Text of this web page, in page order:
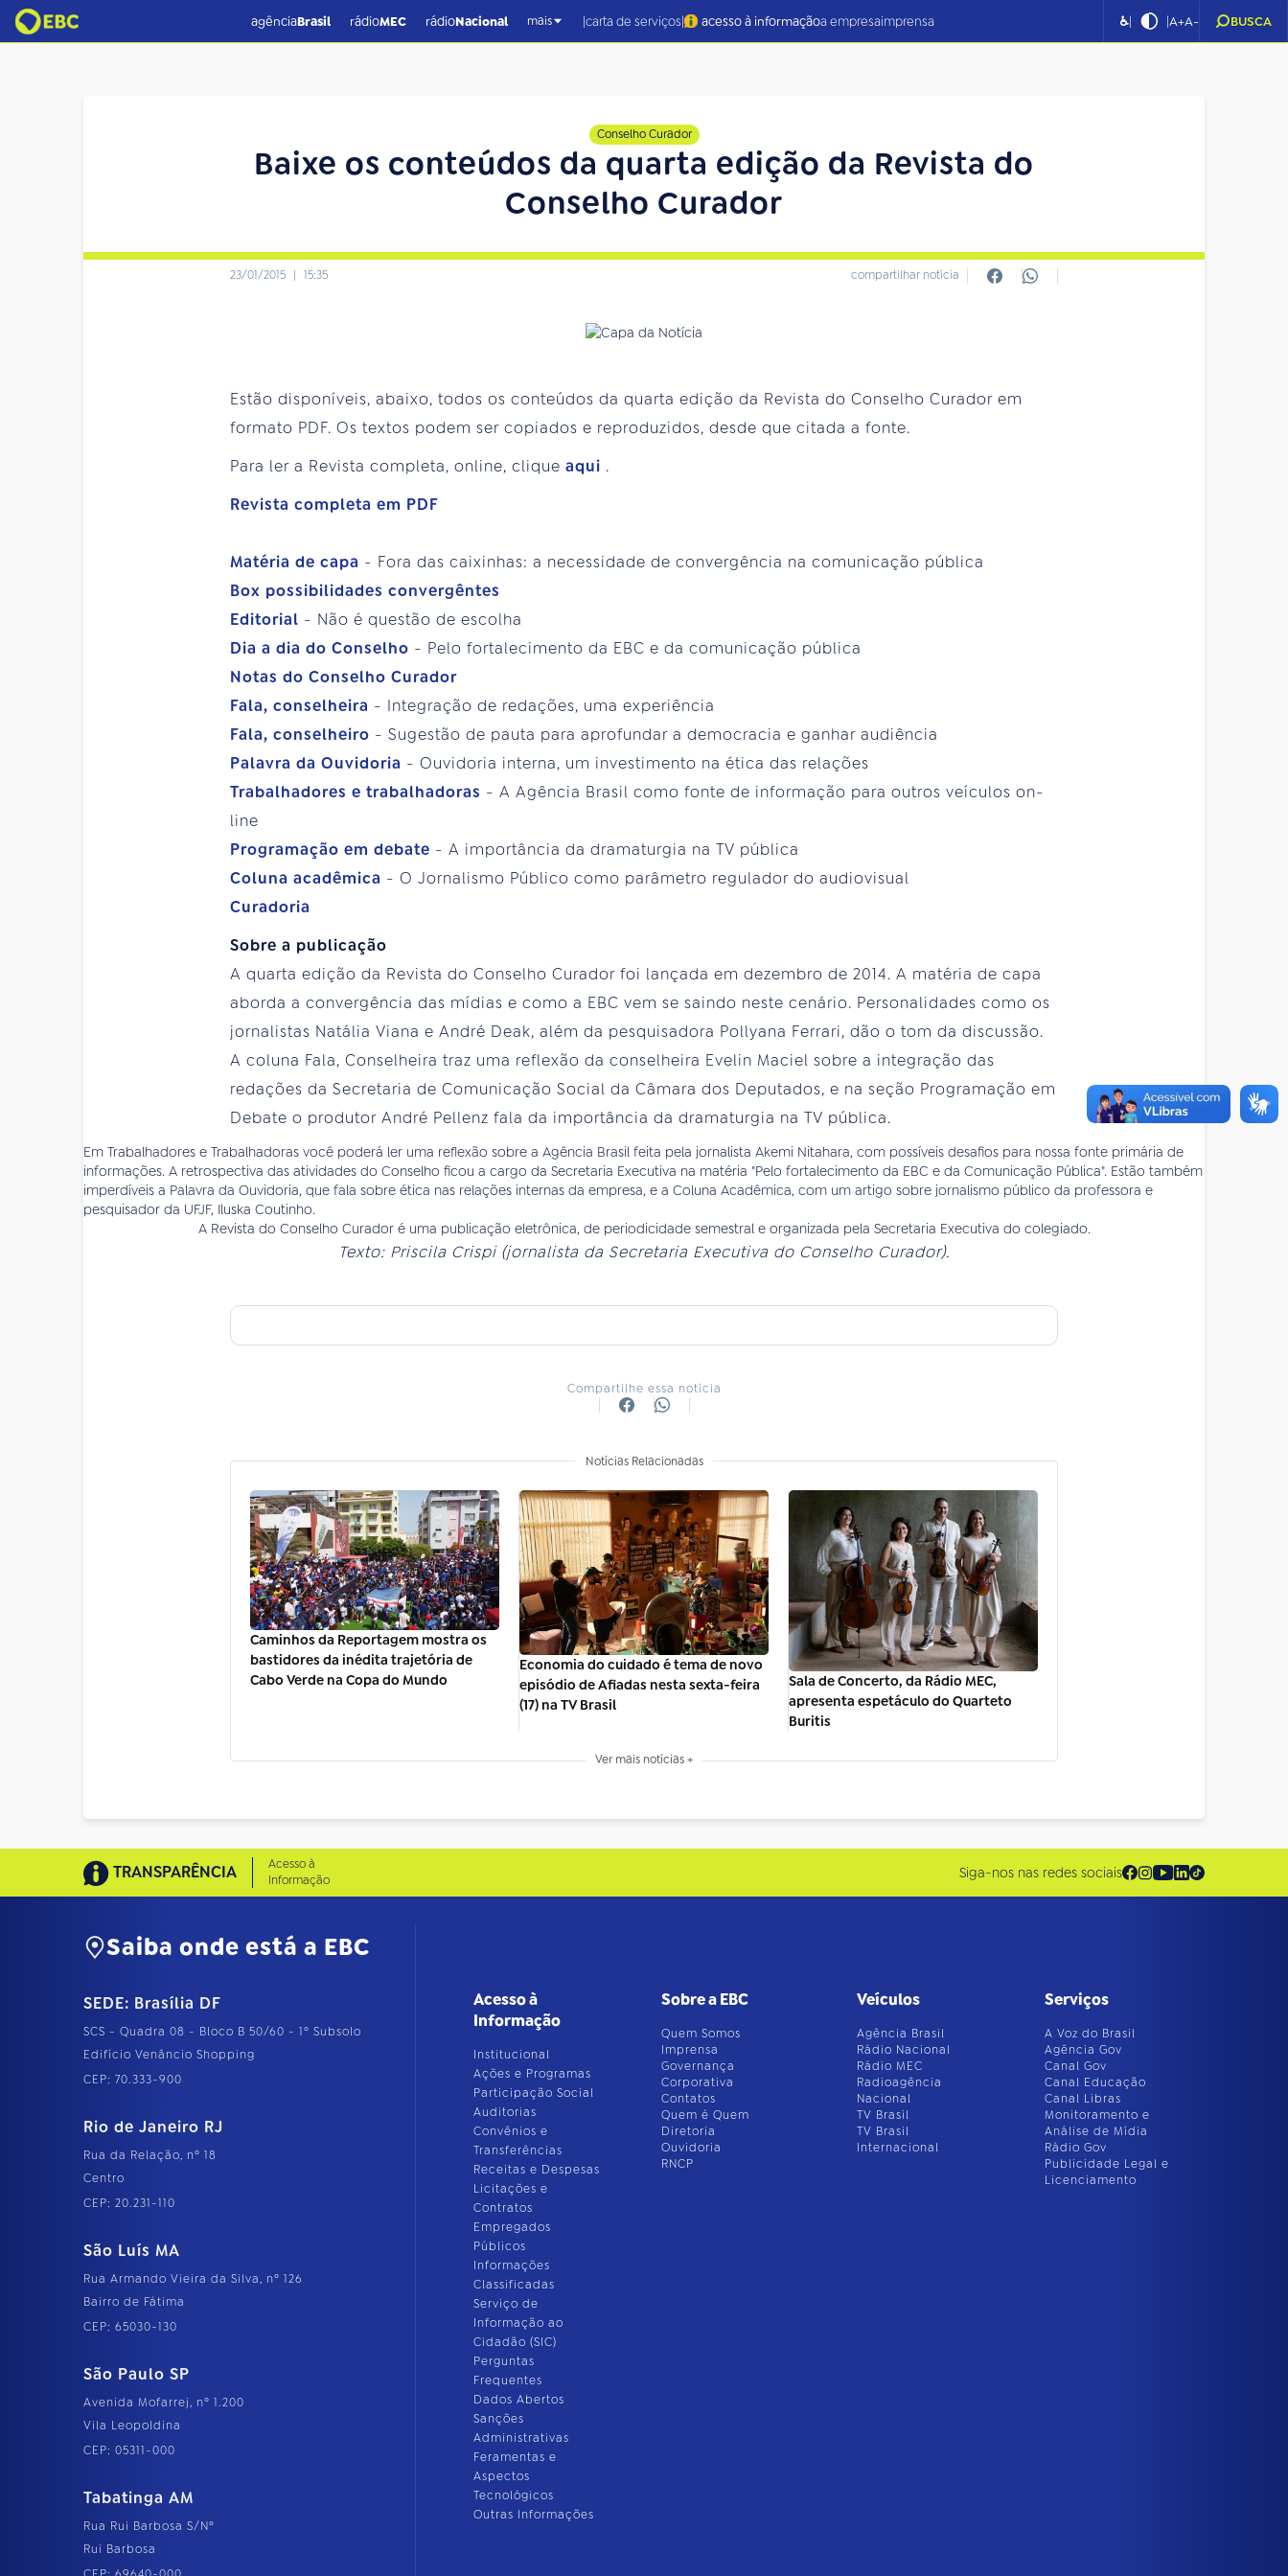
agênciaBrasil rádioMEC rádioNacional mais |carta de serviços| acesso à informaçãoa empresaimprensa ♿| |A+A- BUSCA
Conselho Curador
Baixe os conteúdos da quarta edição da Revista do
Conselho Curador
23/01/2015 | 15:35 compartilhar notícia
Estão disponíveis, abaixo, todos os conteúdos da quarta edição da Revista do Conselho Curador em
formato PDF. Os textos podem ser copiados e reproduzidos, desde que citada a fonte.
Para ler a Revista completa, online, clique aqui .
Revista completa em PDF
Matéria de capa - Fora das caixinhas: a necessidade de convergência na comunicação pública
Box possibilidades convergêntes
Editorial - Não é questão de escolha
Dia a dia do Conselho - Pelo fortalecimento da EBC e da comunicação pública
Notas do Conselho Curador
Fala, conselheira - Integração de redações, uma experiência
Fala, conselheiro - Sugestão de pauta para aprofundar a democracia e ganhar audiência
Palavra da Ouvidoria - Ouvidoria interna, um investimento na ética das relações
Trabalhadores e trabalhadoras - A Agência Brasil como fonte de informação para outros veículos on-
line
Programação em debate - A importância da dramaturgia na TV pública
Coluna acadêmica - O Jornalismo Público como parâmetro regulador do audiovisual
Curadoria
Sobre a publicação
A quarta edição da Revista do Conselho Curador foi lançada em dezembro de 2014. A matéria de capa
aborda a convergência das mídias e como a EBC vem se saindo neste cenário. Personalidades como os
jornalistas Natália Viana e André Deak, além da pesquisadora Pollyana Ferrari, dão o tom da discussão.
A coluna Fala, Conselheira traz uma reflexão da conselheira Evelin Maciel sobre a integração das
redações da Secretaria de Comunicação Social da Câmara dos Deputados, e na seção Programação em
Debate o produtor André Pellenz fala da importância da dramaturgia na TV pública.
Em Trabalhadores e Trabalhadoras você poderá ler uma reflexão sobre a Agência Brasil feita pela jornalista Akemi Nitahara, com possíveis desafios para nossa fonte primária de
informações. A retrospectiva das atividades do Conselho ficou a cargo da Secretaria Executiva na matéria "Pelo fortalecimento da EBC e da Comunicação Pública". Estão também
imperdíveis a Palavra da Ouvidoria, que fala sobre ética nas relações internas da empresa, e a Coluna Acadêmica, com um artigo sobre jornalismo público da professora e
pesquisador da UFJF, Iluska Coutinho.
A Revista do Conselho Curador é uma publicação eletrônica, de periodicidade semestral e organizada pela Secretaria Executiva do colegiado.
Texto: Priscila Crispi (jornalista da Secretaria Executiva do Conselho Curador).
Compartilhe essa notícia
Notícias Relacionadas
Caminhos da Reportagem mostra os
bastidores da inédita trajetória de
Cabo Verde na Copa do Mundo
Economia do cuidado é tema de novo
episódio de Afiadas nesta sexta-feira
(17) na TV Brasil
Sala de Concerto, da Rádio MEC,
apresenta espetáculo do Quarteto
Buritis
Ver mais notícias +
TRANSPARÊNCIA
Acesso à
Informação
Siga-nos nas redes sociais
Saiba onde está a EBC
SEDE: Brasília DF
SCS - Quadra 08 - Bloco B 50/60 - 1º Subsolo
Edifício Venâncio Shopping
CEP: 70.333-900
Rio de Janeiro RJ
Rua da Relação, nº 18
Centro
CEP: 20.231-110
São Luís MA
Rua Armando Vieira da Silva, nº 126
Bairro de Fátima
CEP: 65030-130
São Paulo SP
Avenida Mofarrej, nº 1.200
Vila Leopoldina
CEP: 05311-000
Tabatinga AM
Rua Rui Barbosa S/Nº
Rui Barbosa
Acesso à
Informação
Institucional
Ações e Programas
Participação Social
Auditorias
Convênios e
Transferências
Receitas e Despesas
Licitações e
Contratos
Empregados
Públicos
Informações
Classificadas
Serviço de
Informação ao
Cidadão (SIC)
Perguntas
Frequentes
Dados Abertos
Sanções
Administrativas
Feramentas e
Aspectos
Tecnológicos
Outras Informações
Sobre a EBC
Quem Somos
Imprensa
Governança
Corporativa
Contatos
Quem é Quem
Diretoria
Ouvidoria
RNCP
Veículos
Agência Brasil
Rádio Nacional
Rádio MEC
Radioagência
Nacional
TV Brasil
TV Brasil
Internacional
Serviços
A Voz do Brasil
Agência Gov
Canal Gov
Canal Educação
Canal Libras
Monitoramento e
Análise de Mídia
Rádio Gov
Publicidade Legal e
Licenciamento